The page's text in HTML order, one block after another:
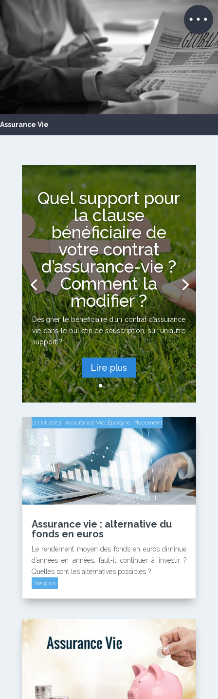
Assurance Vie
Quel support pour
la clause
bénéficiaire de
votre contrat
d’assurance-vie ?
Comment la
modifier ?
Désigner le bénéficiaire d’un contrat d’assurance
vie dans le bulletin de souscription, sur un autre
support ?
Lire plus
Assurance vie : alternative du
fonds en euros
11 Oct 2023| Assurance Vie, Épargne, Placement
Le rendement moyen des fonds en euros diminue
d’années en années, faut-il continuer à investir ?
Quelles sont les alternatives possibles ?
lire plus
11 Oct 2023| Assurance Vie, Épargne, Placement